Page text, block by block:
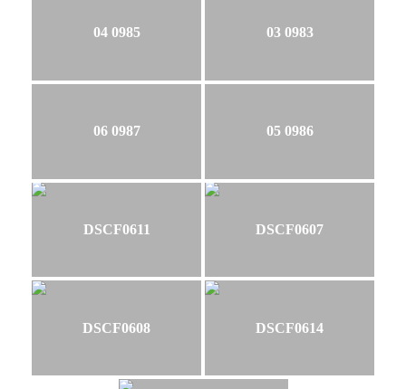
04 0985 03 0983
06 0987 05 0986
DSCF0611 DSCF0607
DSCF0608 DSCF0614